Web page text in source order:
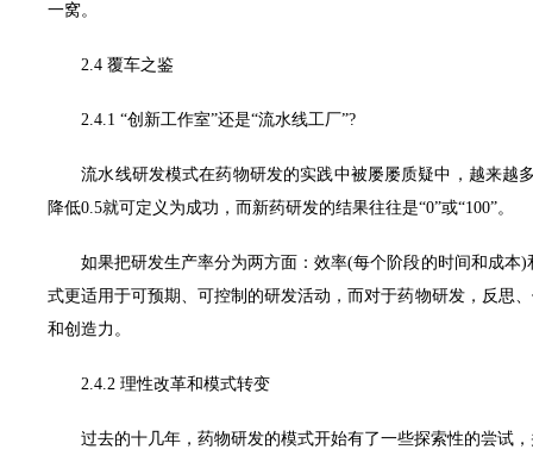
一窝。
2.4 覆车之鉴
2.4.1 “创新工作室”还是“流水线工厂”?
流水线研发模式在药物研发的实践中被屡屡质疑中，越来越
降低0.5就可定义为成功，而新药研发的结果往往是“0”或“100”。
如果把研发生产率分为两方面：效率(每个阶段的时间和成本)
式更适用于可预期、可控制的研发活动，而对于药物研发，反思
和创造力。
2.4.2 理性改革和模式转变
过去的十几年，药物研发的模式开始有了一些探索性的尝试，